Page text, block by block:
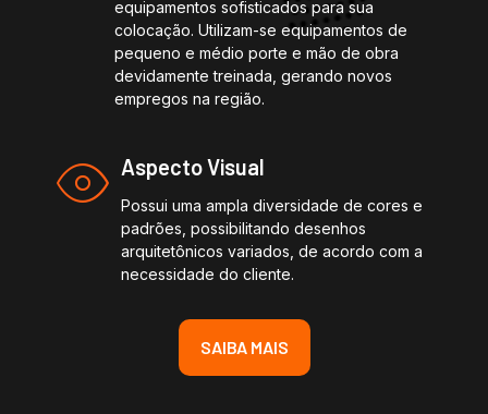
equipamentos sofisticados para sua
colocação. Utilizam-se equipamentos de
pequeno e médio porte e mão de obra
devidamente treinada, gerando novos
empregos na região.
Aspecto Visual
Possui uma ampla diversidade de cores e
padrões, possibilitando desenhos
arquitetônicos variados, de acordo com a
necessidade do cliente.
SAIBA MAIS